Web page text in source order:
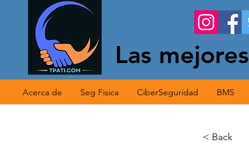
Las
Acerca de Seg Fisica CiberSeguridad BMS
< Back